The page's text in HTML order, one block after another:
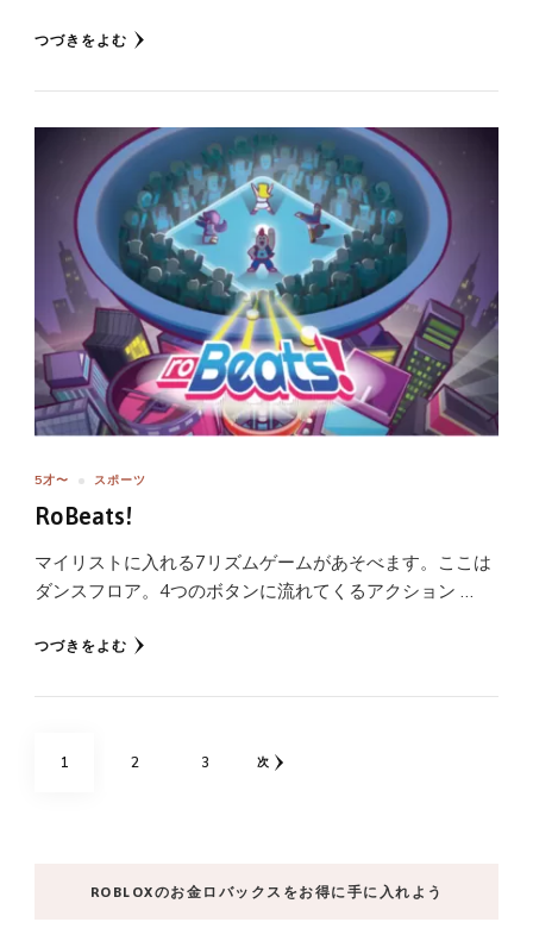
つづきをよむ
5才〜 スポーツ
RoBeats!
マイリストに入れる7リズムゲームがあそべます。ここは
ダンスフロア。4つのボタンに流れてくるアクション …
つづきをよむ
投固
1 固
2 固
3 次
ROBLOXのお金ロバックスをお得に手に入れよう